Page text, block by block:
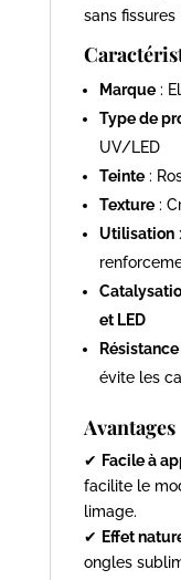
sans
Marque:
Type de
UV/LED
Teinte:
Texture:
Utilisation
et LED
Résistance
évite les
Avantages
✔ Facile à
facilite le
limage.
✔ Effet
ongles